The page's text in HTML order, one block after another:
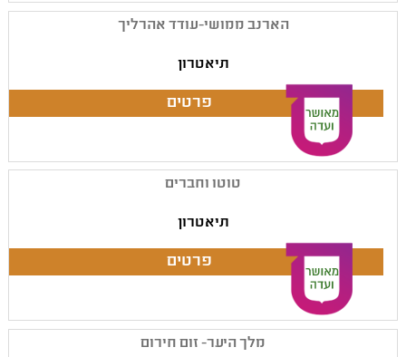
הארנב ממושי-עודד אהרליך
תיאטרון
טוטו וחברים
תיאטרון
מלך היער- זום חירום